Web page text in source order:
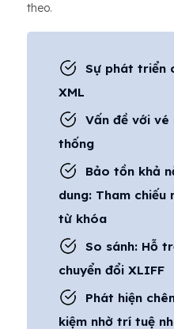
theo.
Sự phát triển
XML
Vấn đề với vé
thống
Bảo tồn khả
dung: Tham chiếu
từ khóa
So sánh: Hỗ
chuyển đổi XLIFF
Phát hiện
kiệm nhờ trí tuệ